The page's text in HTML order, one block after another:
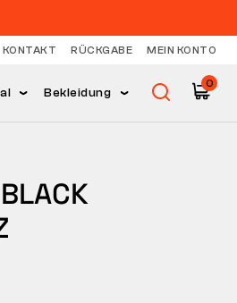
KONTAKT RÜCKGABE MEIN KONTO
Bekleidung
0